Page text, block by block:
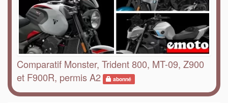
Comparatif Monster, Trident 800, MT-09, Z900
et F900R, permis A2
abonné